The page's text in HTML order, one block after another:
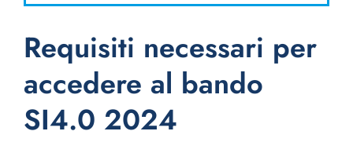
Requisiti necessari per
accedere al bando
SI4.0 2024